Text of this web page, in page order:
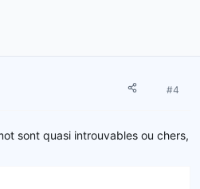
#4
sont quasi introuvables ou chers,